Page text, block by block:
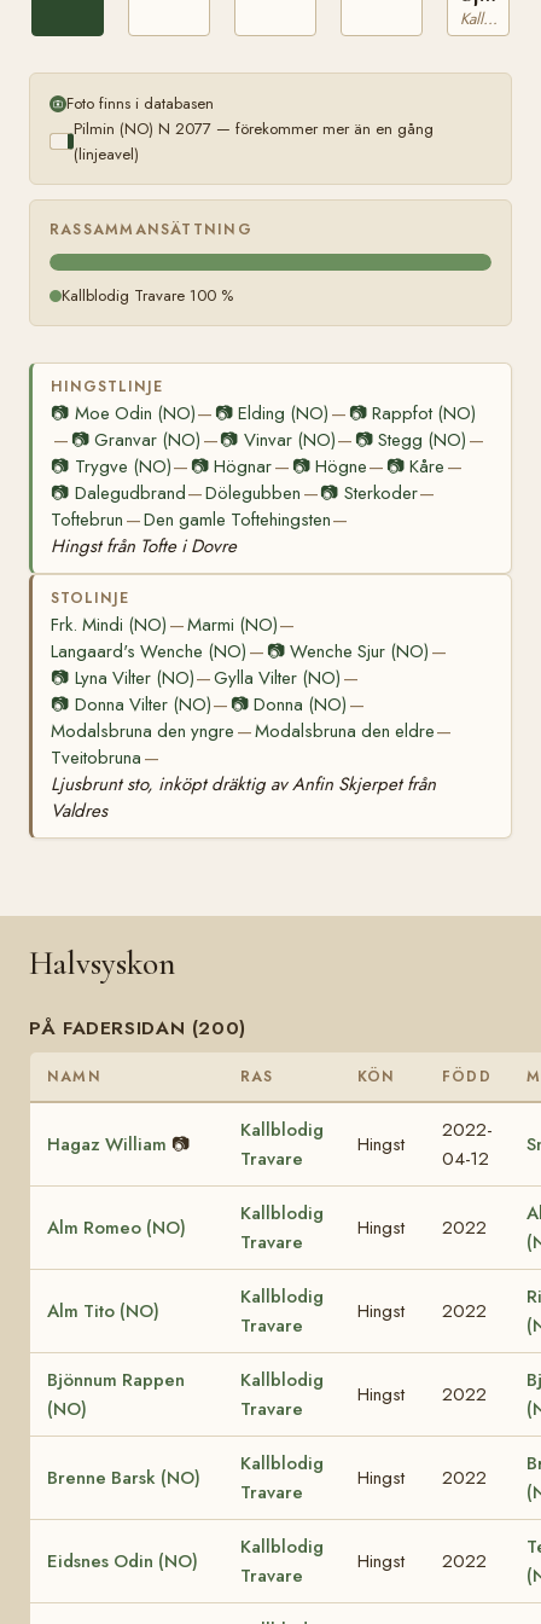
(NO)
Kallblodig Travare
Foto finns i databasen
Pilmin (NO) N 2077 — förekommer mer än en gång
(linjeavel)
RASSAMMANSÄTTNING
Kallblodig Travare 100 %
HINGSTLINJE
📷 Moe Odin (NO)— 📷Elding (NO) — 📷 Rappfot (NO)
— 📷Granvar (NO) —📷 Vinvar (NO)— 📷Stegg (NO) —
📷 Trygve (NO)— 📷Högnar— 📷 Högne— 📷 Kåre —
📷 Dalegudbrand—Dölegubben —📷 Sterkoder—
Toftebrun —Den gamle Toftehingsten—
Hingst från Tofte i Dovre
STOLINJE
Frk. Mindi (NO) —Marmi (NO)—
Langaard's Wenche (NO) — 📷Wenche Sjur (NO) —
📷 Lyna Vilter (NO)—Gylla Vilter (NO) —
📷 Donna Vilter (NO)— 📷Donna (NO) —
Modalsbruna den yngre —Modalsbruna den eldre—
Tveitobruna —
Ljusbrunt sto, inköpt dräktig av Anfin Skjerpet från
Valdres
Halvsyskon
PÅ FADERSIDAN (200)
NAMN RAS KÖN FÖDD
Hagaz William 📷
Kallblodig
Travare
Hingst
2022-
04-12
Alm Romeo (NO)
Kallblodig
Travare
Hingst 2022
Alm Tito (NO)
Kallblodig
Travare
Hingst 2022
Bjönnum Rappen
(NO)
Kallblodig
Travare
Hingst 2022
Brenne Barsk (NO)
Kallblodig
Travare
Hingst 2022
Eidsnes Odin (NO)
Kallblodig
Travare
Hingst 2022